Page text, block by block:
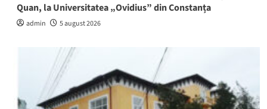
Quan, la Universitatea „Ovidius” din Constanța
admin 5 august 2026